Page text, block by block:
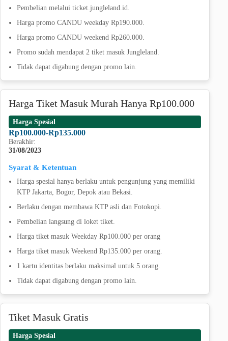
Pembelian melalui ticket.jungleland.id.
Harga promo CANDU weekday Rp190.000.
Harga promo CANDU weekend Rp260.000.
Promo sudah mendapat 2 tiket masuk Jungleland.
Tidak dapat digabung dengan promo lain.
Harga Tiket Masuk Murah Hanya Rp100.000
Harga Spesial
Rp100.000-Rp135.000
Berakhir:
31/08/2023
Syarat & Ketentuan
Harga spesial hanya berlaku untuk pengunjung yang memiliki
KTP Jakarta, Bogor, Depok atau Bekasi.
Berlaku dengan membawa KTP asli dan Fotokopi.
Pembelian langsung di loket tiket.
Harga tiket masuk Weekday Rp100.000 per orang
Harga tiket masuk Weekend Rp135.000 per orang.
1 kartu identitas berlaku maksimal untuk 5 orang.
Tidak dapat digabung dengan promo lain.
Tiket Masuk Gratis
Harga Spesial